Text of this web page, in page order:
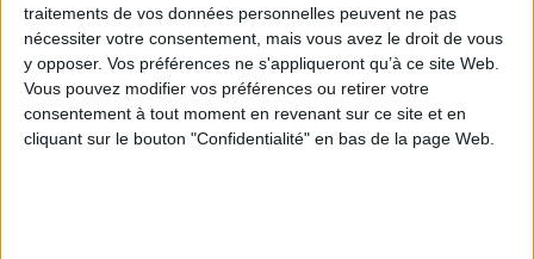
traitements de vos données personnelles peuvent ne pas
nécessiter votre consentement, mais vous avez le droit de vous
y opposer. Vos préférences ne s'appliqueront qu’à ce site Web.
Vous pouvez modifier vos préférences ou retirer votre
consentement à tout moment en revenant sur ce site et en
cliquant sur le bouton "Confidentialité" en bas de la page Web.
Je m'inscris sur Archimag.com